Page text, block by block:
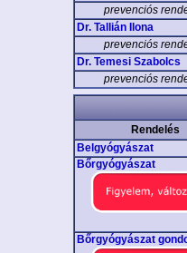
prevenciós
Dr. Tallián Ilona
prevenciós
Dr. Temesi Szabolcs
prevenciós
Rendelés
Belgyógyászat
Bőrgyógyászat
Bőrgyógyászat